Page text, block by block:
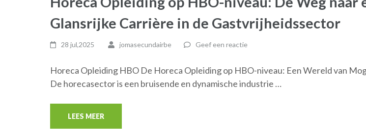
Glansrijke Carrière in de Gastvrijheidssector
28 jul,2025 jomasecundairbe Geef een reactie
Horeca Opleiding HBO De Horeca Opleiding op HBO-niveau: Een Wereld van
De horecasector is een bruisende en dynamische industrie …
LEES MEER